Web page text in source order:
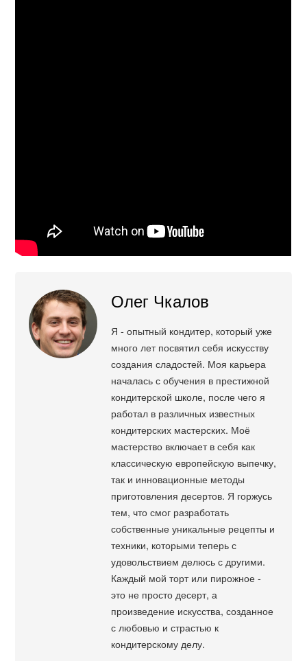
Олег Чкалов
Я - опытный кондитер, который уже
много лет посвятил себя искусству
создания сладостей. Моя карьера
началась с обучения в престижной
кондитерской школе, после чего я
работал в различных известных
кондитерских мастерских. Моё
мастерство включает в себя как
классическую европейскую выпечку,
так и инновационные методы
приготовления десертов. Я горжусь
тем, что смог разработать
собственные уникальные рецепты и
техники, которыми теперь с
удовольствием делюсь с другими.
Каждый мой торт или пирожное -
это не просто десерт, а
произведение искусства, созданное
с любовью и страстью к
кондитерскому делу.